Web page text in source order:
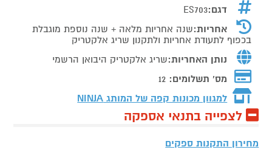
דגם:ES703
אחריות:שנה אחריות מלאה + שנה נוספת מוגבלת
בכפוף לתעודת אחריות ולתקנון שריג אלקטריק
נותן האחריות:שריג אלקטריק היבואן הרשמי
מס' תשלומים: 12
למגוון מכונות קפה של המותג NINJA
לצפייה בתנאי אספקה
מחירון התקנות ספקים